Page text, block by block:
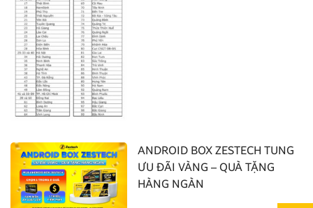
ANDROID BOX ZESTECH TUNG
ƯU ĐÃI VÀNG – QUÀ TẶNG
HÀNG NGÀN